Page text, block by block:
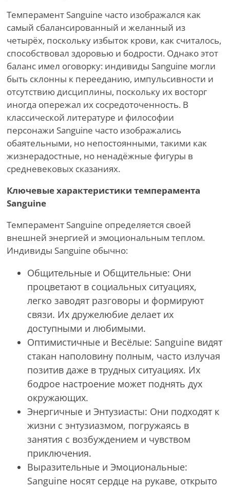
Темперамент Sanguine часто изображался как
самый сбалансированный и желанный из
четырёх, поскольку избыток крови, как считалось,
способствовал здоровью и бодрости. Однако этот
баланс имел оговорку: индивиды Sanguine могли
быть склонны к перееданию, импульсивности и
отсутствию дисциплины, поскольку их восторг
иногда опережал их сосредоточенность. В
классической литературе и философии
персонажи Sanguine часто изображались
обаятельными, но непостоянными, такими как
жизнерадостные, но ненадёжные фигуры в
средневековых сказаниях.
Ключевые характеристики темперамента
Sanguine
Темперамент Sanguine определяется своей
внешней энергией и эмоциональным теплом.
Индивиды Sanguine обычно:
Общительные и Общительные: Они
процветают в социальных ситуациях,
легко заводят разговоры и формируют
связи. Их дружелюбие делает их
доступными и любимыми.
Оптимистичные и Весёлые: Sanguine видят
стакан наполовину полным, часто излучая
позитив даже в трудных ситуациях. Их
бодрое настроение может поднять дух
окружающих.
Энергичные и Энтузиасты: Они подходят к
жизни с энтузиазмом, погружаясь в
занятия с возбуждением и чувством
приключения.
Выразительные и Эмоциональные:
Sanguine носят сердце на рукаве, открыто